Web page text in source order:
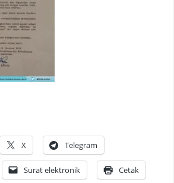
X Telegram
Surat elektronik Cetak